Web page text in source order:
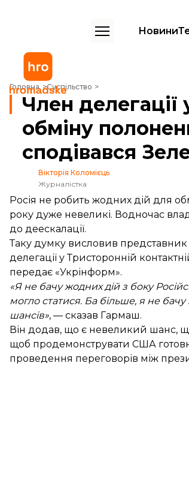
Новини
Головна Суспільство
Член делегації у ТКГ каже про малі шанси
Член
обміну
сподівався
Вікторія Коломієць
Журналістка
Росія не робить жодних дій для
року дуже невеликі. Водночас
до деескалації.
Таку думку висловив представник
делегації у Тристоронній
передає «Укрінформ».
«Я не бачу жодних дій з боку
могло статися. Ба більше, я не
шансів», — сказав Гармаш.
Він додав, що є невеликий шанс,
щоб продемонструвати США
проведення переговорів між